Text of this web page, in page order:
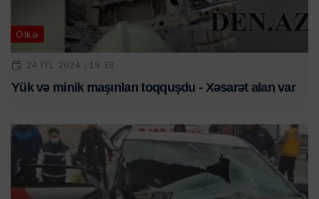
Ölkə
24 IYL 2024 | 19:38
Yük və minik maşınları toqquşdu - Xəsarət alan var